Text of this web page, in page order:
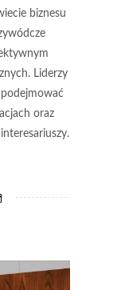
biznesu
Liderzy
podejmować
oraz